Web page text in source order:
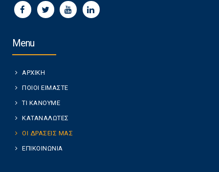
Menu
ΑΡΧΙΚΗ
ΠΟΙΟΙ ΕΙΜΑΣΤΕ
ΤΙ ΚΑΝΟΥΜΕ
ΚΑΤΑΝΑΛΩΤΕΣ
ΟΙ ΔΡΑΣΕΙΣ ΜΑΣ
ΕΠΙΚΟΙΝΩΝΙΑ